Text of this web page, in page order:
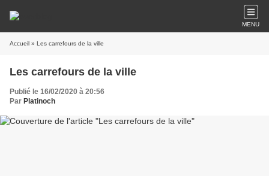
MENU
Accueil » Les carrefours de la ville
Les carrefours de la ville
Publié le 16/02/2020 à 20:56
Par Platinoch